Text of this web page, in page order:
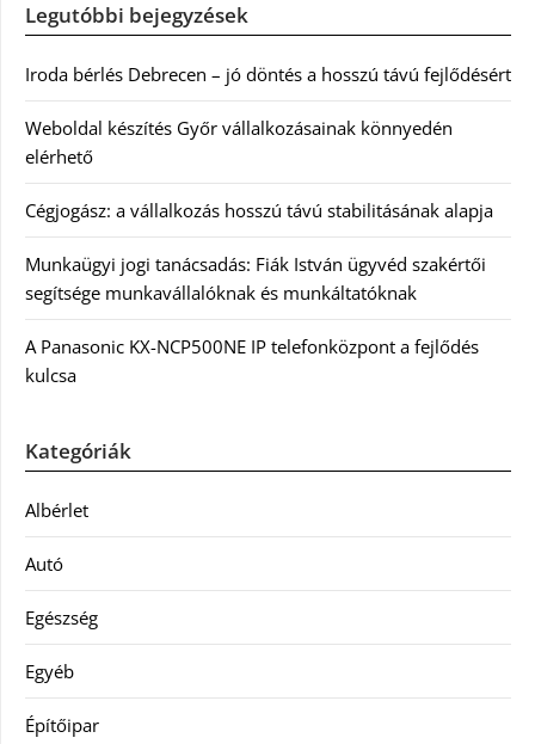
Legutóbbi bejegyzések
Iroda bérlés Debrecen – jó döntés a hosszú távú fejlődésért
Weboldal készítés Győr vállalkozásainak könnyedén
elérhető
Cégjogász: a vállalkozás hosszú távú stabilitásának alapja
Munkaügyi jogi tanácsadás: Fiák István ügyvéd szakértői
segítsége munkavállalóknak és munkáltatóknak
A Panasonic KX-NCP500NE IP telefonközpont a fejlődés
kulcsa
Kategóriák
Albérlet
Autó
Egészség
Egyéb
Építőipar